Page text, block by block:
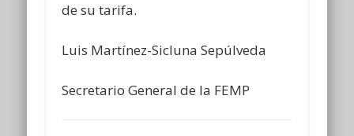
de su tarifa.
Luis Martínez-Sicluna Sepúlveda
Secretario General de la FEMP